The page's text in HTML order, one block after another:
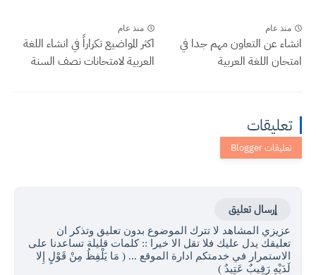
منذ عام
انشاء عن التعاون مهم جدا في
امتحان اللغة العربية
منذ عام
اكثر المواضيع تكراراً في انشاء اللغة
العربية لامتحانات نصف السنة
تعليقات
إرسال تعليق
عزيزي المشاهد لا تترك الموضوع بدون تعليق وتذكر ان
تعليقك يدل عليك فلا تقل الا خيرا :: كلمات قليلة تساعدنا على
الاستمرار في خدمتكم ادارة الموقع ... ( مَا يَلْفِظُ مِنْ قَوْلٍ إِلا
لَدَيْهِ رَقِيبٌ عَتِيدٌ )